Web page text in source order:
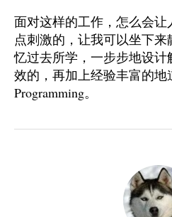
面对这样的工作，怎么会
点刺激的，让我可以坐下
忆过去所学，一步步地设
效的，再加上经验丰富的地
Programming。